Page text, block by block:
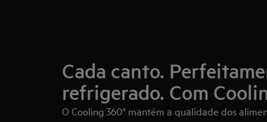
Cada canto.
refrigerado. Com
O Cooling 360° mantém a qualidade dos